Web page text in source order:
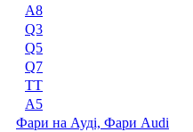
A8
Q3
Q5
Q7
TT
А5
Фари на Ауді, Фари Audi